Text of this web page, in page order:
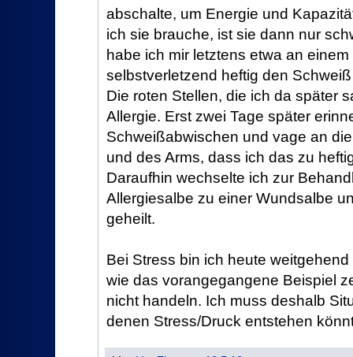
abschalte, um Energie und
ich sie brauche, ist sie dann nur
habe ich mir letztens etwa an
selbstverletzend heftig den
Die roten Stellen, die ich da später
Allergie. Erst zwei Tage später
Schweißabwischen und vage an
und des Arms, dass ich das zu
Daraufhin wechselte ich zur
Allergiesalbe zu einer Wundsalbe
geheilt.
Bei Stress bin ich heute
wie das vorangegangene Beispiel
nicht handeln. Ich muss deshalb
denen Stress/Druck entstehen